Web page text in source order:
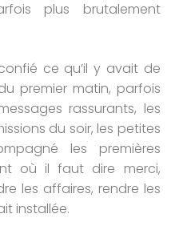
plus brutalement
ce qu’il y avait de
premier matin, parfois
rassurants, les
du soir, les petites
les premières
où il faut dire merci,
les affaires, rendre les
installée.